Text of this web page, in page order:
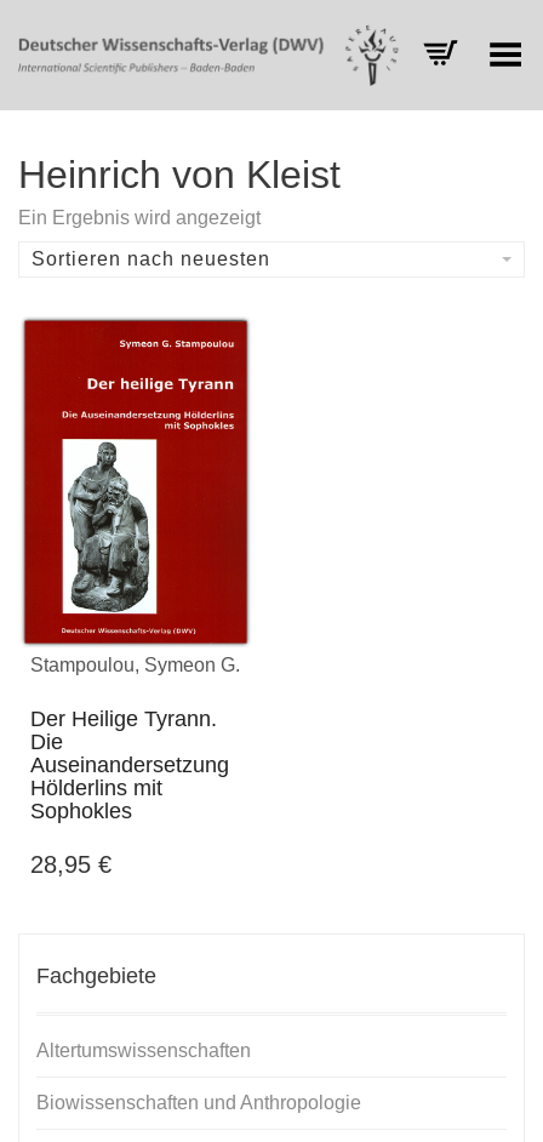
Toggle Menu
Heinrich von Kleist
Ein Ergebnis wird angezeigt
Sortieren nach neuesten
Stampoulou, Symeon G.
Der Heilige Tyrann.
Die
Auseinandersetzung
Hölderlins mit
Sophokles
28,95 €
Fachgebiete
Altertumswissenschaften
Biowissenschaften und Anthropologie